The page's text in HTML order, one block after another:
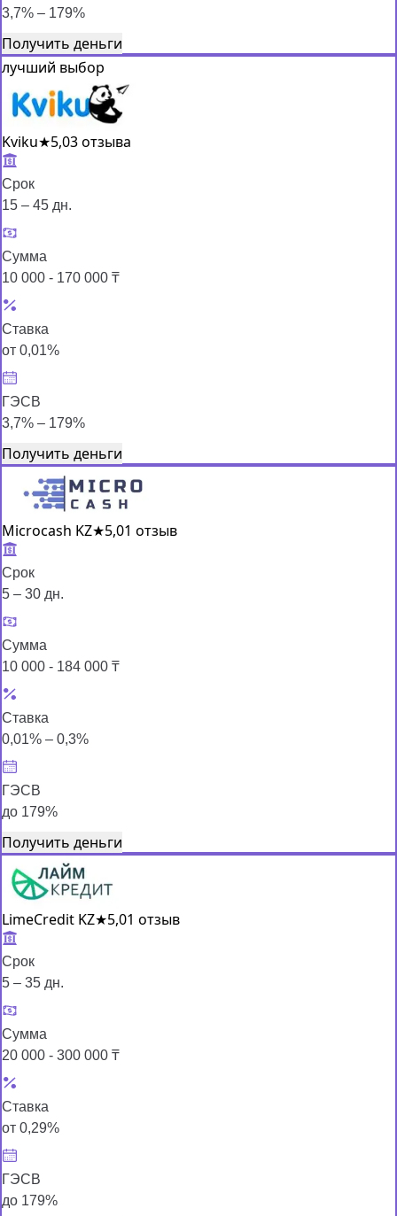
3,7% – 179%
Получить деньги
лучший выбор
Kviku★5,03 отзыва
Срок
15 – 45 дн.
Сумма
10 000 - 170 000 ₸
Ставка
от 0,01%
ГЭСВ
3,7% – 179%
Получить деньги
Microcash KZ★5,01 отзыв
Срок
5 – 30 дн.
Сумма
10 000 - 184 000 ₸
Ставка
0,01% – 0,3%
ГЭСВ
до 179%
Получить деньги
LimeCredit KZ★5,01 отзыв
Срок
5 – 35 дн.
Сумма
20 000 - 300 000 ₸
Ставка
от 0,29%
ГЭСВ
до 179%